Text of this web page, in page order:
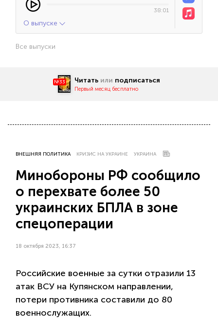
38:01
О выпуске
Все выпуски
№33 Читать или подписаться
Первый месяц бесплатно
ВНЕШНЯЯ ПОЛИТИКА КРИЗИС НА УКРАИНЕ УКРАИНА
Минобороны РФ сообщило
о перехвате более 50
украинских БПЛА в зоне
спецоперации
18 октября 2023, 16:37
Российские военные за сутки отразили 13
атак ВСУ на Купянском направлении,
потери противника составили до 80
военнослужащих.